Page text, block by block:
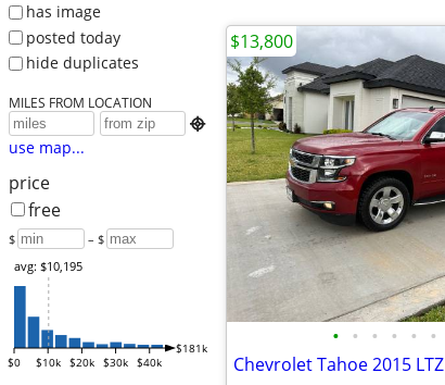
has image
posted today
hide duplicates
MILES FROM LOCATION

use map...
price
free
$ – $
$0 $10k $20k $30k $40k
$181k
avg: $10,195
• • • • • •
Chevrolet Tahoe 2015 LTZ
$13,800